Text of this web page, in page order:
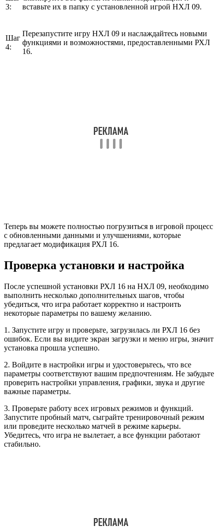
3:
вставьте их в папку с установленной игрой НХЛ 09.
Шаг
4:
Перезапустите игру НХЛ 09 и наслаждайтесь новыми
функциями и возможностями, предоставленными РХЛ
16.
Теперь вы можете полностью погрузиться в игровой процесс
с обновленными данными и улучшениями, которые
предлагает модификация РХЛ 16.
Проверка установки и настройка
После успешной установки РХЛ 16 на НХЛ 09, необходимо
выполнить несколько дополнительных шагов, чтобы
убедиться, что игра работает корректно и настроить
некоторые параметры по вашему желанию.
1. Запустите игру и проверьте, загрузилась ли РХЛ 16 без
ошибок. Если вы видите экран загрузки и меню игры, значит
установка прошла успешно.
2. Войдите в настройки игры и удостоверьтесь, что все
параметры соответствуют вашим предпочтениям. Не забудьте
проверить настройки управления, графики, звука и другие
важные параметры.
3. Проверьте работу всех игровых режимов и функций.
Запустите пробный матч, сыграйте тренировочный режим
или проведите несколько матчей в режиме карьеры.
Убедитесь, что игра не вылетает, а все функции работают
стабильно.